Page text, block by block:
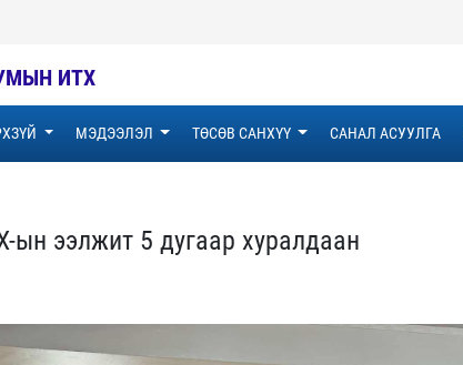
ИТХ
МЭДЭЭЛЭЛ ТӨСӨВ САНХҮҮ САНАЛ АСУУЛГА
ээлжит 5 дугаар хуралдаан